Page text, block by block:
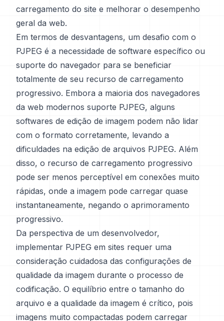
carregamento do site e melhorar o desempenho
geral da web.
Em termos de desvantagens, um desafio com o
PJPEG é a necessidade de software específico ou
suporte do navegador para se beneficiar
totalmente de seu recurso de carregamento
progressivo. Embora a maioria dos navegadores
da web modernos suporte PJPEG, alguns
softwares de edição de imagem podem não lidar
com o formato corretamente, levando a
dificuldades na edição de arquivos PJPEG. Além
disso, o recurso de carregamento progressivo
pode ser menos perceptível em conexões muito
rápidas, onde a imagem pode carregar quase
instantaneamente, negando o aprimoramento
progressivo.
Da perspectiva de um desenvolvedor,
implementar PJPEG em sites requer uma
consideração cuidadosa das configurações de
qualidade da imagem durante o processo de
codificação. O equilíbrio entre o tamanho do
arquivo e a qualidade da imagem é crítico, pois
imagens muito compactadas podem carregar